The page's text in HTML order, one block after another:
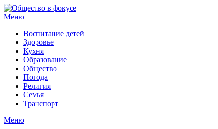
Перейти
к
Меню
Воспитание детей
Здоровье
Кухня
Образование
Общество
Погода
Религия
Семья
Транспорт
Меню